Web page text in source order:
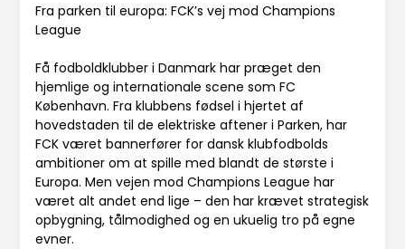
Fra parken til europa: FCK’s vej mod Champions
League
Få fodboldklubber i Danmark har præget den
hjemlige og internationale scene som FC
København. Fra klubbens fødsel i hjertet af
hovedstaden til de elektriske aftener i Parken, har
FCK været bannerfører for dansk klubfodbolds
ambitioner om at spille med blandt de største i
Europa. Men vejen mod Champions League har
været alt andet end lige – den har krævet strategisk
opbygning, tålmodighed og en ukuelig tro på egne
evner.